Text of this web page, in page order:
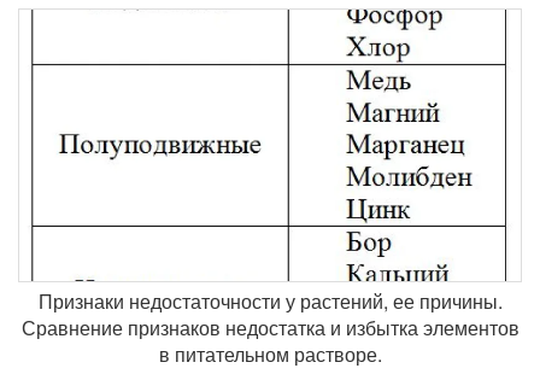
Признаки недостаточности у растений, ее причины.
Сравнение признаков недостатка и избытка элементов
в питательном растворе.